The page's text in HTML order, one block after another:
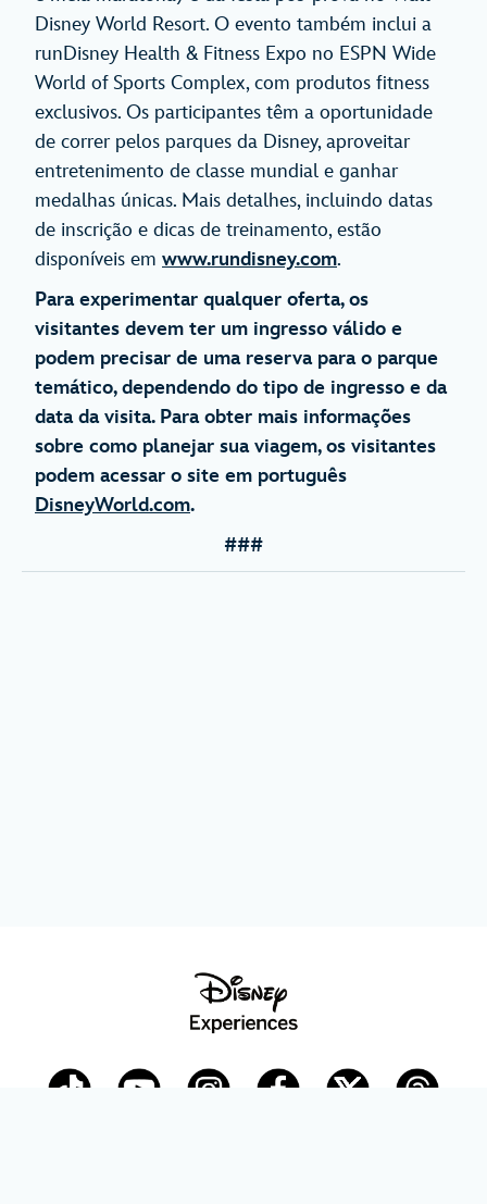
Disney World Resort. O evento também inclui a
runDisney Health & Fitness Expo no ESPN Wide
World of Sports Complex, com produtos fitness
exclusivos. Os participantes têm a oportunidade
de correr pelos parques da Disney, aproveitar
entretenimento de classe mundial e ganhar
medalhas únicas. Mais detalhes, incluindo datas
de inscrição e dicas de treinamento, estão
disponíveis em www.rundisney.com.
Para experimentar qualquer oferta, os
visitantes devem ter um ingresso válido e
podem precisar de uma reserva para o parque
temático, dependendo do tipo de ingresso e da
data da visita. Para obter mais informações
sobre como planejar sua viagem, os visitantes
podem acessar o site em português
DisneyWorld.com.
###